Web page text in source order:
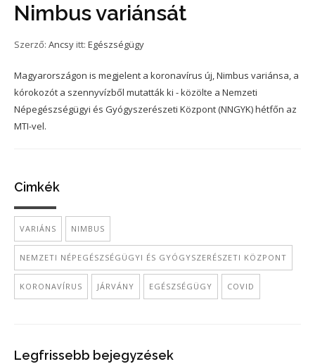
Nimbus variánsát
Szerző: Ancsy itt: Egészségügy
Magyarországon is megjelent a koronavírus új, Nimbus variánsa, a
kórokozót a szennyvízből mutatták ki - közölte a Nemzeti
Népegészségügyi és Gyógyszerészeti Központ (NNGYK) hétfőn az
MTI-vel.
Cimkék
VARIÁNS NIMBUS
NEMZETI NÉPEGÉSZSÉGÜGYI ÉS GYÓGYSZERÉSZETI KÖZPONT
KORONAVÍRUS JÁRVÁNY EGÉSZSÉGÜGY COVID
Legfrissebb bejegyzések